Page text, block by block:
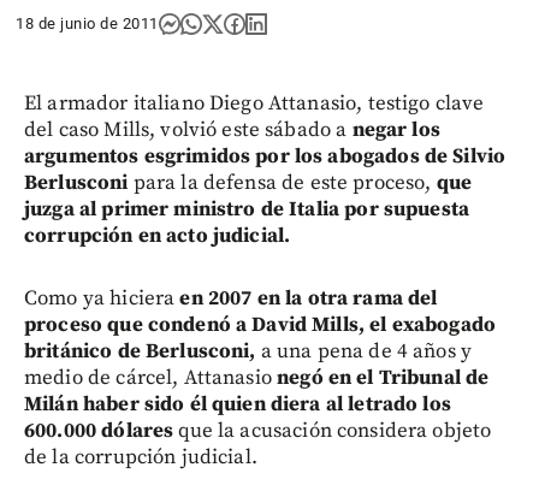
18 de junio de 2011
El armador italiano Diego Attanasio, testigo clave
del caso Mills, volvió este sábado a negar los
argumentos esgrimidos por los abogados de Silvio
Berlusconi para la defensa de este proceso, que
juzga al primer ministro de Italia por supuesta
corrupción en acto judicial.
Como ya hicieraen 2007 en la otra rama del
proceso que condenó a David Mills, el exabogado
británico de Berlusconi, a una pena de 4 años y
medio de cárcel, Attanasionegó en el Tribunal de
Milán haber sido él quien diera al letrado los
600.000 dólaresque la acusación considera objeto
de la corrupción judicial.